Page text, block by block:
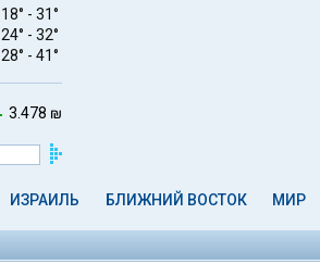
18° - 31°
24° - 32°
28° - 41°
3.478 ₪
ИЗРАИЛЬ БЛИЖНИЙ ВОСТОК МИР